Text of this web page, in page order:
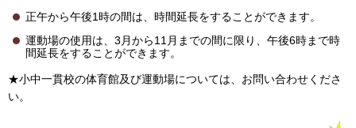
正午から午後1時の間は、時間延長をすることができます。
運動場の使用は、3月から11月までの間に限り、午後6時まで時
間延長をすることができます。
★小中一貫校の体育館及び運動場については、お問い合わせくださ
い。